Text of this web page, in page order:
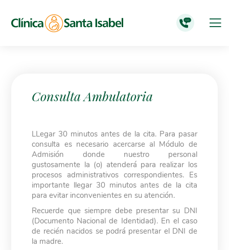
Consulta Ambulatoria
LLegar 30 minutos antes de la cita. Para pasar
consulta es necesario acercarse al Módulo de
Admisión donde nuestro personal
gustosamente la (o) atenderá para realizar los
procesos administrativos correspondientes. Es
importante llegar 30 minutos antes de la cita
para evitar inconvenientes en su atención.
Recuerde que siempre debe presentar su DNI
(Documento Nacional de Identidad). En el caso
de recién nacidos se podrá presentar el DNI de
la madre.